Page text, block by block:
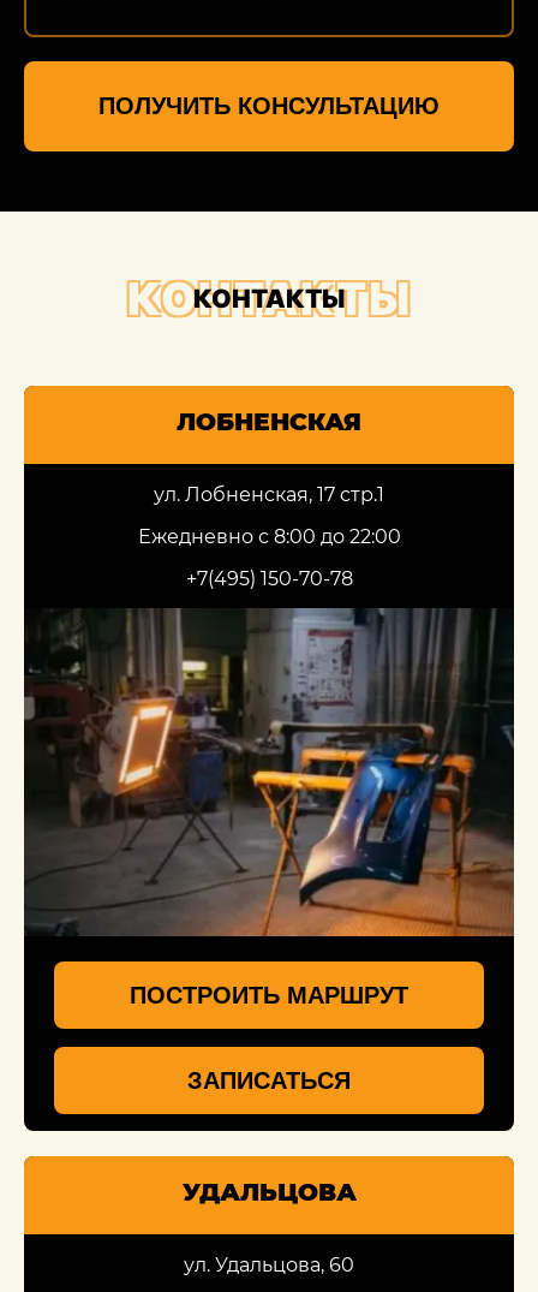
ПОЛУЧИТЬ КОНСУЛЬТАЦИЮ
КОНТАКТЫ
КОНТАКТЫ
ЛОБНЕНСКАЯ
ул. Лобненская, 17 стр.1
Ежедневно с 8:00 до 22:00
+7(495) 150-70-78
ПОСТРОИТЬ МАРШРУТ
ЗАПИСАТЬСЯ
УДАЛЬЦОВА
ул. Удальцова, 60